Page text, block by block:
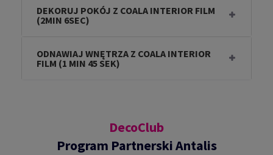
DEKORUJ POKÓJ Z COALA INTERIOR FILM
(2MIN 6SEC)
ODNAWIAJ WNĘTRZA Z COALA INTERIOR
FILM (1 MIN 45 SEK)
DecoClub
Program Partnerski Antalis